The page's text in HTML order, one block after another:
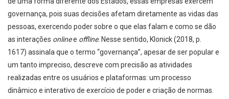
governança, pois suas decisões afetam diretamente as vidas das
pessoas, exercendo poder sobre o que elas falam e como se dão
as interações onlinee offline. Nesse sentido, Klonick (2018, p.
1617) assinala que o termo “governança”, apesar de ser popular e
um tanto impreciso, descreve com precisão as atividades
realizadas entre os usuários e plataformas: um processo
dinâmico e interativo de exercício de poder e criação de normas.